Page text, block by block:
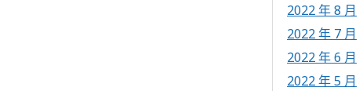
2022 年 8 月
2022 年 7 月
2022 年 6 月
2022 年 5 月